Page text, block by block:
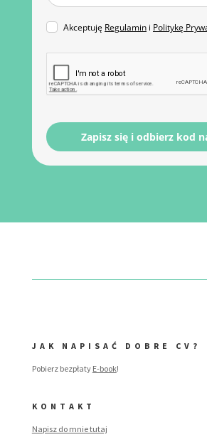
Akceptuję Regulamini Politykę
Zapisz się i odbierz kod
JAK NAPISAĆ DOBRE CV?
Pobierz bezpłaty E-book!
KONTAKT
Napisz do mnie tutaj